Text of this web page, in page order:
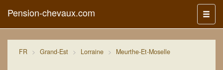
Menu
Pension-chevaux.com
FR Grand-Est Lorraine Meurthe-Et-Moselle